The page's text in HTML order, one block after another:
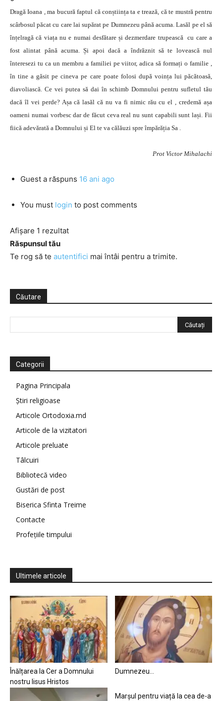
Dragă Ioana , ma bucură faptul că conștiința ta e trează, că te mustră pentru
scârbosul păcat cu care lai supărat pe Dumnezeu până acuma. Lasăl pe el să
înțelragă că viața nu e numai desfătare și dezmerdare trupească cu care a
fost alintat până acuma. Și apoi dacă a îndrăznit să te lovească nul
înteresezi tu ca un membru a familiei pe viitor, adica să formați o familie ,
în tine a găsit pe cineva pe care poate folosi după voința lui păcătoasă,
diavoliască. Ce vei putea să dai în schimb Domnului pentru sufletul tău
dacă îl vei perde? Așa că lasăl că nu va fi nimic rău cu el , credemă așa
oameni numai vorbesc dar de făcut ceva real nu sunt capabili sunt lași. Fii
fiică adevărată a Domnului și El te va călăuzi spre împărăția Sa .
Prot Victor Mihalachi
Guest a răspuns 16 ani ago
You must login to post comments
Afișare 1 rezultat
Răspunsul tău
Te rog să te autentifici mai întâi pentru a trimite.
Căutare
Categorii
Pagina Principala
Știri religioase
Articole Ortodoxia.md
Articole de la vizitatori
Articole preluate
Tâlcuiri
Bibliotecă video
Gustări de post
Biserica Sfinta Treime
Contacte
Profețiile timpului
Ultimele articole
Înălțarea la Cer a Domnului
nostru Iisus Hristos
Dumnezeu…
Marșul pentru viață la cea de-a